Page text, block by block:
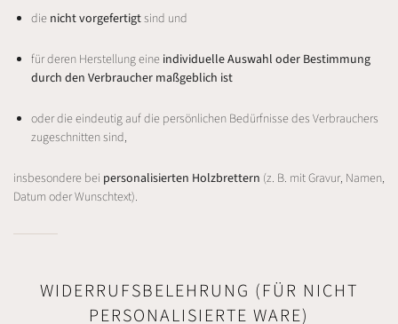
die nicht vorgefertigtsind und
für deren Herstellung eine individuelle Auswahl oder Bestimmung
durch den Verbraucher maßgeblich ist
oder die eindeutig auf die persönlichen Bedürfnisse des Verbrauchers
zugeschnitten sind,
insbesondere bei personalisierten Holzbrettern (z. B. mit Gravur, Namen,
Datum oder Wunschtext).
WIDERRUFSBELEHRUNG (FÜR NICHT
PERSONALISIERTE WARE)